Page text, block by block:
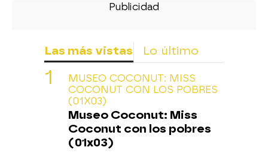
Las más vistas Lo último
MUSEO COCONUT: MISS
COCONUT CON LOS POBRES
(01X03)
Museo Coconut: Miss
Coconut con los pobres
(01x03)